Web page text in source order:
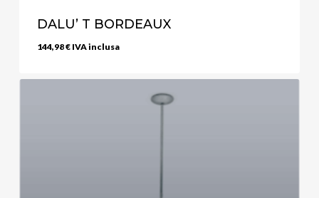
DALU’ T BORDEAUX
144,98€ IVA inclusa